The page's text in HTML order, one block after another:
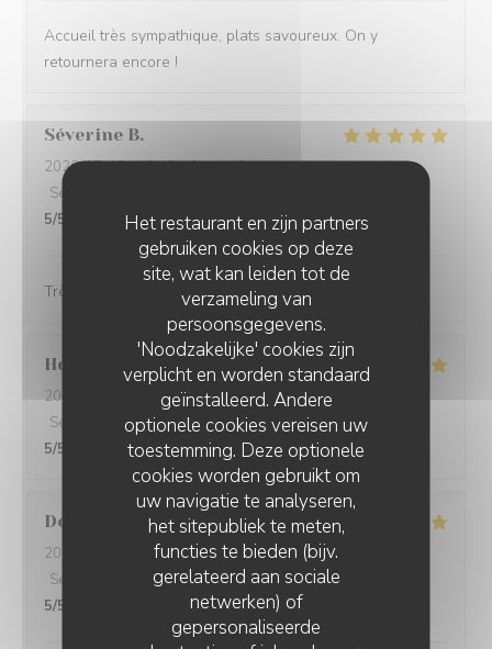
Het restaurant en zijn partners
gebruiken cookies op deze
site, wat kan leiden tot de
verzameling van
persoonsgegevens.
'Noodzakelijke' cookies zijn
verplicht en worden standaard
geïnstalleerd. Andere
optionele cookies vereisen uw
toestemming. Deze optionele
cookies worden gebruikt om
uw navigatie te analyseren,
het sitepubliek te meten,
functies te bieden (bijv.
gerelateerd aan sociale
netwerken) of
gepersonaliseerde
Accueil très sympathique, plats savoureux. On y
retournera encore !
Séverine B
2026-07-18- 13:45 - Gasten 3
Service
5/5
Très bon accueil avec un repas fait maison excellent
Helena
2026-07-18
- 20:30 - Gasten 3
Service
/5 Atmosfeer :5/5 Keuken: 5/5 Kwaliteit / Prijs
5/5
Dominique L
2026-07-16
- 12:30 - Gasten 4
Service
Atmosfeer:4/5 Keuken:5/5 Kwaliteit / Prijs
5/5